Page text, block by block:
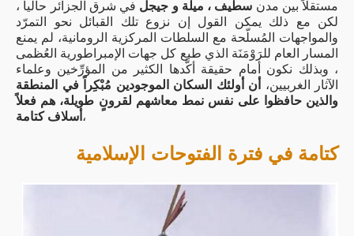
مستقلاً بين مدن سطيف ، ميلة و جيجل في شرق الجزائر حالياً ،
لكن مع ذلك يمكن القول إن نزوع تلك القبائل نحو التمرّد
والمواجهات المُسلّحة مع السلطات المركزية الرومانية، لم يمنع
المسار العام للرَوْمَنَة الذي طبع كل جهات الإمبراطورية العُظمى
، وبذلك نكون أمام حقيقة أكَّدها الكثير من المؤرِّخين وعلماء
الآثار الغربيين،
أن أولئك السكان الموجودين مُبْكِراً في المنطقة
والذين حافظوا على نفس نمط معاشهم لقرونٍ طويلة، هم فعلاً
أسلاف كتامة ،
كتامة في فترة الفتوحات الإسلامية